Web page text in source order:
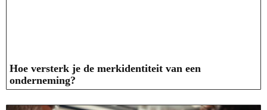
Hoe versterk je de merkidentiteit van een
onderneming?